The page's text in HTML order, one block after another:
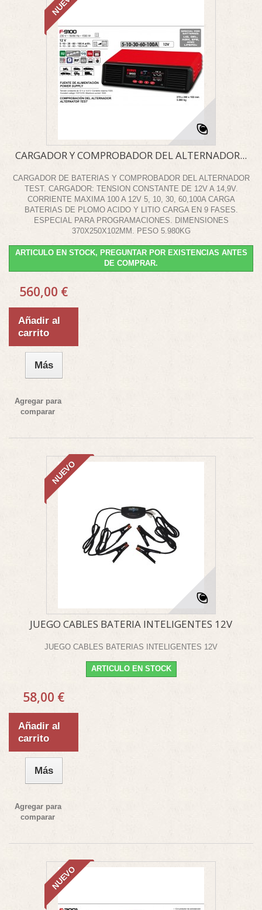
CARGADOR Y COMPROBADOR DEL ALTERNADOR...
CARGADOR DE BATERIAS Y COMPROBADOR DEL ALTERNADOR
TEST. CARGADOR: TENSION CONSTANTE DE 12V A 14,9V.
CORRIENTE MAXIMA 100 A 12V 5, 10, 30, 60,100A CARGA
BATERIAS DE PLOMO ACIDO Y LITIO CARGA EN 9 FASES.
ESPECIAL PARA PROGRAMACIONES. DIMENSIONES
370X250X102MM. PESO 5.980KG
ARTICULO EN STOCK, PREGUNTAR POR EXISTENCIAS ANTES
DE COMPRAR.
560,00 €
Añadir al
carrito
Más
Agregar para
comparar
NUEVO
JUEGO CABLES BATERIA INTELIGENTES 12V
JUEGO CABLES BATERIAS INTELIGENTES 12V
ARTICULO EN STOCK
58,00 €
Añadir al
carrito
Más
Agregar para
comparar
NUEVO